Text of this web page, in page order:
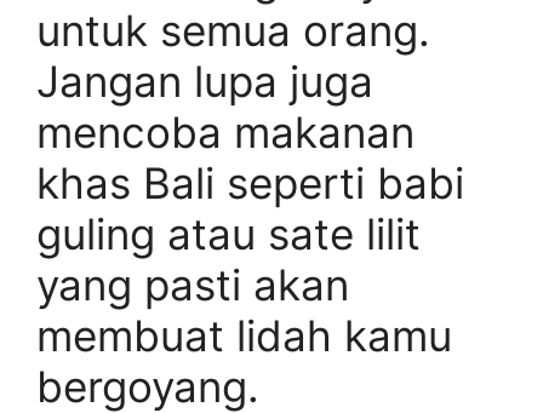
untuk semua orang.
Jangan lupa juga
mencoba makanan
khas Bali seperti babi
guling atau sate lilit
yang pasti akan
membuat lidah kamu
bergoyang.